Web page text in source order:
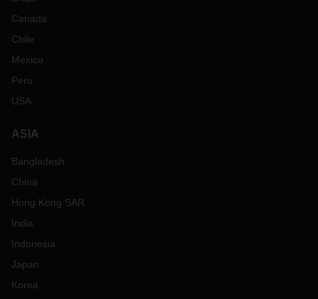
Canada
Chile
Mexico
Peru
USA
ASIA
Bangladesh
China
Hong Kong SAR
India
Indonesia
Japan
Korea